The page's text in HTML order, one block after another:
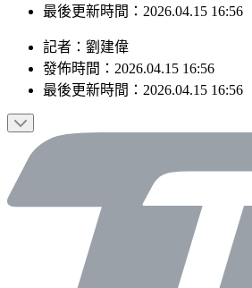
最後更新時間：2026.04.15 16:56
記者 ： 劉建偉
發佈時間： 2026.04.15 16:56
最後更新時間： 2026.04.15 16:56